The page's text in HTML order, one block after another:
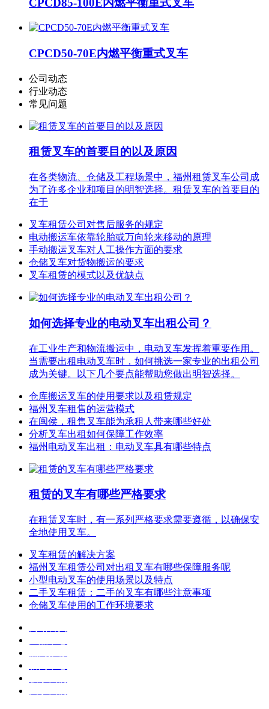
CPCD50-70E内燃平衡重式叉车
公司动态
行业动态
常见问题
租赁叉车的首要目的以及原因
在各类物流、仓储及工程场景中，福州租赁叉车公司成
为了许多企业和项目的明智选择。租赁叉车的首要目的
在于
叉车租赁公司对售后服务的规定
电动搬运车依靠轮胎或万向轮来移动的原理
手动搬运叉车对人工操作方面的要求
仓储叉车对货物搬运的要求
叉车租赁的模式以及优缺点
如何选择专业的电动叉车出租公司？
在工业生产和物流搬运中，电动叉车发挥着重要作用。
当需要出租电动叉车时，如何挑选一家专业的出租公司
成为关键。以下几个要点能帮助您做出明智选择。
仓库搬运叉车的使用要求以及租赁规定
福州叉车租售的运营模式
在闽侯，租售叉车能为承租人带来哪些好处
分析叉车出租如何保障工作效率
福州电动叉车出租：电动叉车具有哪些特点
租赁的叉车有哪些严格要求
在租赁叉车时，有一系列严格要求需要遵循，以确保安
全地使用叉车。
叉车租赁的解决方案
福州叉车租赁公司对出租叉车有哪些保障服务呢
小型电动叉车的使用场景以及特点
二手叉车租赁：二手的叉车有哪些注意事项
仓储叉车使用的工作环境要求